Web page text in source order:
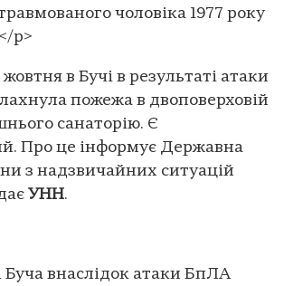
чоловіка 1977 року
p>
в Бучі в результаті атаки
пожежа в двоповерховій
санаторію. Є
Про це інформує Державна
з надзвичайних ситуацій
УНН.
Буча внаслідок атаки БпЛА